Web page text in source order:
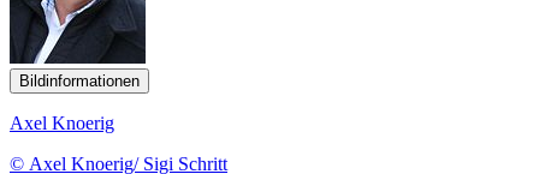
Bildinformationen
Axel Knoerig
© Axel Knoerig/ Sigi Schritt